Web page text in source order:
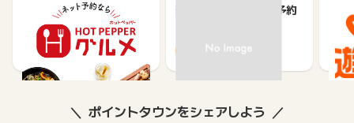
【ホットペッパーグル
メ】レストラン予約
85
楽天ぐるなびネット予約
80
ポイントタウンをシェアしよう